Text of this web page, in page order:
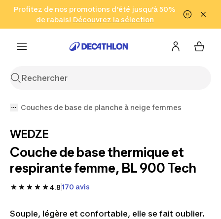
Aller à la recherche Aller au contenu Aller au pied de
Profitez de nos promotions d'été jusqu'à 50%
de rabais! Découvrez la sélection
Cliquez ici
en seulement 2 h!
(Zones sélectionnées)
Couches de base de planche à neige femmes
WEDZE
Couche de base thermique et
respirante femme, BL 900 Tech
4.8170 avis
Souple, légère et confortable, elle se fait oublier.